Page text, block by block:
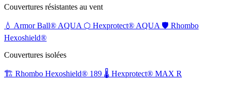
Couvertures résistantes au vent
💧 Armor Ball® AQUA ⬡ Hexprotect® AQUA 🛡️ Rhombo
Hexoshield®
Couvertures isolées
🏗️ Rhombo Hexoshield® 189 🌡️ Hexprotect® MAX R